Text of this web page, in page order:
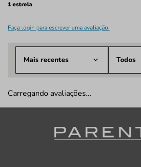
1 estrela
Faça login para escrever uma avaliação.
Mais recentes Todos
Carregando avaliações…